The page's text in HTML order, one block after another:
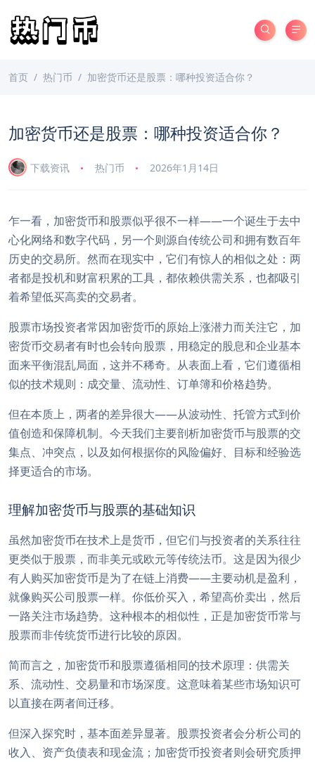
首页 热门币 加密货币还是股票：哪种投资适合你？
加密货币还是股票：哪种投资适合你？
下载资讯 热门币 2026年1月14日
乍一看，加密货币和股票似乎很不一样——一个诞生于去中
心化网络和数字代码，另一个则源自传统公司和拥有数百年
历史的交易所。然而在现实中，它们有惊人的相似之处：两
者都是投机和财富积累的工具，都依赖供需关系，也都吸引
着希望低买高卖的交易者。
股票市场投资者常因加密货币的原始上涨潜力而关注它，加
密货币交易者有时也会转向股票，用稳定的股息和企业基本
面来平衡混乱局面，这并不稀奇。从表面上看，它们遵循相
似的技术规则：成交量、流动性、订单簿和价格趋势。
但在本质上，两者的差异很大——从波动性、托管方式到价
值创造和保障机制。今天我们主要剖析加密货币与股票的交
集点、冲突点，以及如何根据你的风险偏好、目标和经验选
择更适合的市场。
理解加密货币与股票的基础知识
虽然加密货币在技术上是货币，但它们与投资者的关系往往
更类似于股票，而非美元或欧元等传统法币。这是因为很少
有人购买加密货币是为了在链上消费——主要动机是盈利，
就像购买公司股票一样。你低价买入，希望高价卖出，然后
一路关注市场趋势。这种根本的相似性，正是加密货币常与
股票而非传统货币进行比较的原因。
简而言之，加密货币和股票遵循相同的技术原理：供需关
系、流动性、交易量和市场深度。这意味着某些市场知识可
以直接在两者间迁移。
但深入探究时，基本面差异显著。股票投资者会分析公司的
收入、资产负债表和现金流；加密货币投资者则会研究质押